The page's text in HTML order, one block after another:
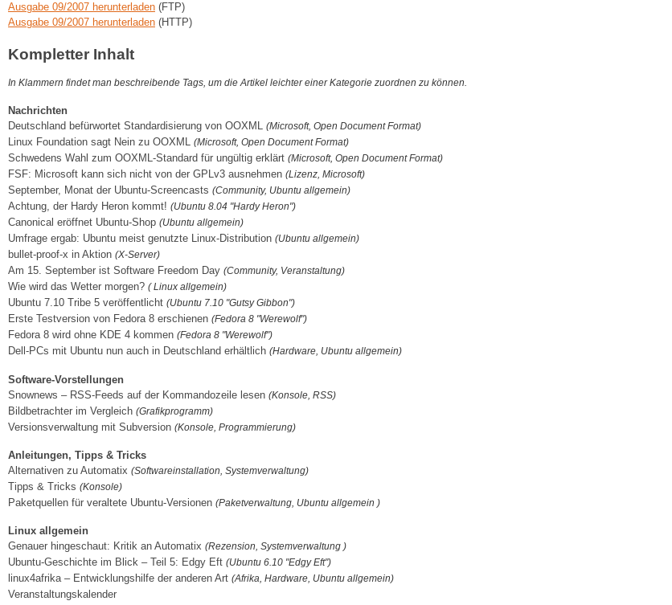
Ausgabe 09/2007 herunterladen (FTP)
Ausgabe 09/2007 herunterladen (HTTP)
Kompletter Inhalt
In Klammern findet man beschreibende Tags, um die Artikel leichter einer Kategorie zuordnen zu können.
Nachrichten
Deutschland befürwortet Standardisierung von OOXML (Microsoft, Open Document Format)
Linux Foundation sagt Nein zu OOXML (Microsoft, Open Document Format)
Schwedens Wahl zum OOXML-Standard für ungültig erklärt (Microsoft, Open Document Format)
FSF: Microsoft kann sich nicht von der GPLv3 ausnehmen (Lizenz, Microsoft)
September, Monat der Ubuntu-Screencasts (Community, Ubuntu allgemein)
Achtung, der Hardy Heron kommt! (Ubuntu 8.04 "Hardy Heron")
Canonical eröffnet Ubuntu-Shop (Ubuntu allgemein)
Umfrage ergab: Ubuntu meist genutzte Linux-Distribution (Ubuntu allgemein)
bullet-proof-x in Aktion (X-Server)
Am 15. September ist Software Freedom Day (Community, Veranstaltung)
Wie wird das Wetter morgen? ( Linux allgemein)
Ubuntu 7.10 Tribe 5 veröffentlicht (Ubuntu 7.10 "Gutsy Gibbon")
Erste Testversion von Fedora 8 erschienen (Fedora 8 "Werewolf")
Fedora 8 wird ohne KDE 4 kommen (Fedora 8 "Werewolf")
Dell-PCs mit Ubuntu nun auch in Deutschland erhältlich (Hardware, Ubuntu allgemein)
Software-Vorstellungen
Snownews – RSS-Feeds auf der Kommandozeile lesen (Konsole, RSS)
Bildbetrachter im Vergleich (Grafikprogramm)
Versionsverwaltung mit Subversion (Konsole, Programmierung)
Anleitungen, Tipps & Tricks
Alternativen zu Automatix (Softwareinstallation, Systemverwaltung)
Tipps & Tricks (Konsole)
Paketquellen für veraltete Ubuntu-Versionen (Paketverwaltung, Ubuntu allgemein )
Linux allgemein
Genauer hingeschaut: Kritik an Automatix (Rezension, Systemverwaltung )
Ubuntu-Geschichte im Blick – Teil 5: Edgy Eft (Ubuntu 6.10 "Edgy Eft")
linux4afrika – Entwicklungshilfe der anderen Art (Afrika, Hardware, Ubuntu allgemein)
Veranstaltungskalender